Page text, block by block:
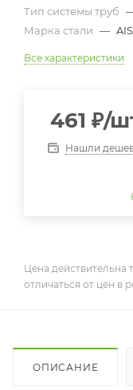
Тип системы труб
Марка стали —
Все характеристики
461 ₽/
Нашли
Цена действительна
отличаться от цен в
ОПИСАНИЕ